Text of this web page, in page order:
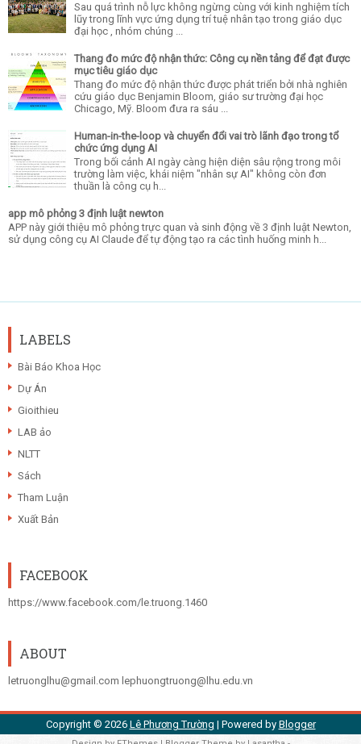
Sau quá trình nỗ lực không ngừng cùng với kinh nghiệm tích
lũy trong lĩnh vực ứng dụng trí tuệ nhân tạo trong giáo dục
đại học , nhóm chúng ...
Thang đo mức độ nhận thức: Công cụ nền tảng để đạt được
mục tiêu giáo dục
Thang đo mức độ nhận thức được phát triển bởi nhà nghiên
cứu giáo dục Benjamin Bloom, giáo sư trường đại học
Chicago, Mỹ. Bloom đưa ra sáu ...
Human-in-the-loop và chuyển đổi vai trò lãnh đạo trong tổ
chức ứng dụng AI
Trong bối cảnh AI ngày càng hiện diện sâu rộng trong môi
trường làm việc, khái niệm "nhân sự AI" không còn đơn
thuần là công cụ h...
app mô phỏng 3 định luật newton
APP này giới thiệu mô phỏng trực quan và sinh động về 3 định luật Newton,
sử dụng công cụ AI Claude để tự động tạo ra các tình huống minh h...
LABELS
Bài Báo Khoa Học
Dự Án
Gioithieu
LAB ảo
NLTT
Sách
Tham Luận
Xuất Bản
FACEBOOK
https://www.facebook.com/le.truong.1460
ABOUT
letruonglhu@gmail.com lephuongtruong@lhu.edu.vn
Copyright © 2026 Lê Phương Trường | Powered by Blogger